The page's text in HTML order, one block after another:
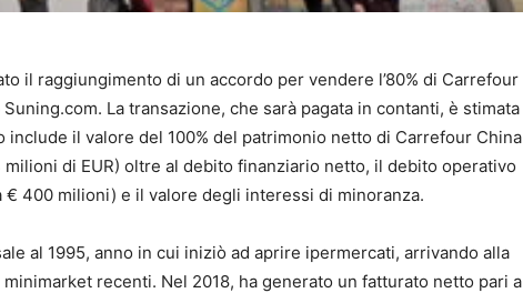
il raggiungimento di un accordo per vendere l’80% di Carrefour
La transazione, che sarà pagata in contanti, è stimata
include il valore del 100% del patrimonio netto di Carrefour China
milioni di EUR) oltre al debito finanziario netto, il debito operativo
400 milioni) e il valore degli interessi di minoranza.
al 1995, anno in cui iniziò ad aprire ipermercati, arrivando alla
recenti. Nel 2018, ha generato un fatturato netto pari a